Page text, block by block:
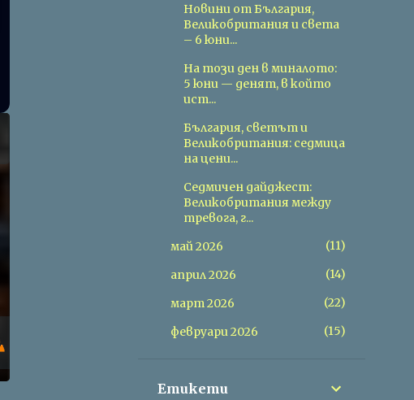
Новини от България,
Великобритания и света
– 6 юни...
На този ден в миналото:
5 юни — денят, в който
ист...
България, светът и
Великобритания: седмица
на цени...
Седмичен дайджест:
Великобритания между
тревога, г...
май 2026
11
април 2026
14
март 2026
22
февруари 2026
15
Етикети